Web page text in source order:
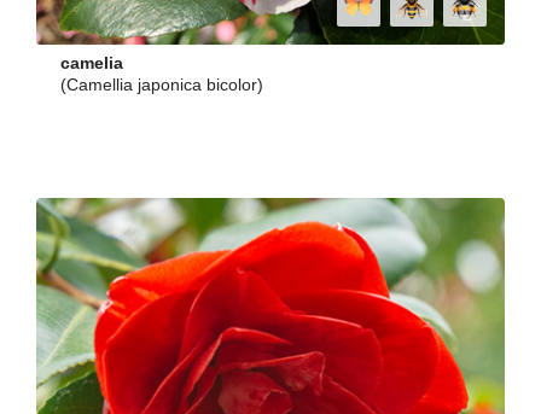
camelia
(Camellia japonica bicolor)